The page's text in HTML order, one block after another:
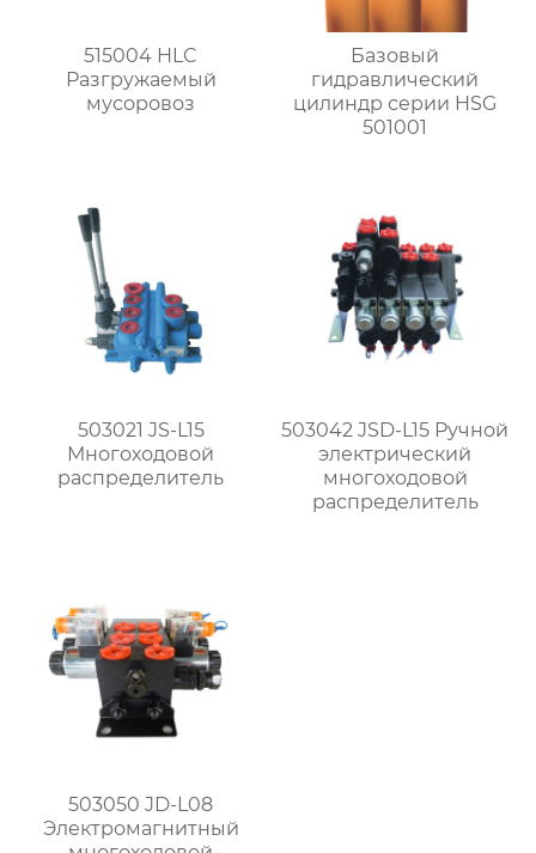
515004 HLC
Разгружаемый
мусоровоз
Базовый
гидравлический
цилиндр серии HSG
501001
503021 JS-L15
Многоходовой
распределитель
503042 JSD-L15 Ручной
электрический
многоходовой
распределитель
503050 JD-L08
Электромагнитный